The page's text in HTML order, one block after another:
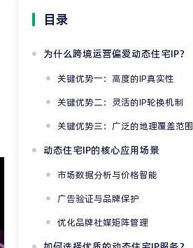
目录
为什么跨境运营偏爱动态住宅IP？
关键优势一：高度的IP真实性
关键优势二：灵活的IP轮换机制
关键优势三：广泛的地理覆盖范围
动态住宅IP的核心应用场景
市场数据分析与价格智能
广告验证与品牌保护
优化品牌社媒矩阵管理